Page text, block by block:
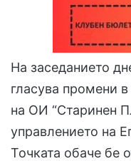
На заседанието
гласува промени
на ОИ “Старинен
управлението на
Точката обаче бе